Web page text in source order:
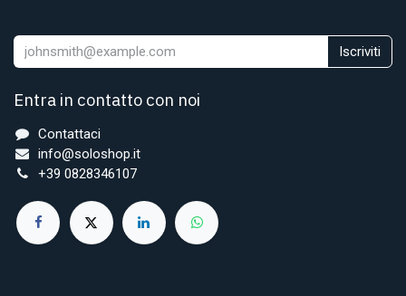
Iscriviti
Entra in contatto con noi
Contattaci
info@soloshop.it
+39 0828346107